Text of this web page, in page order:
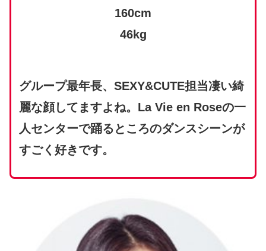
160cm
46kg
グループ最年長、SEXY&CUTE担当凄い綺
麗な顔してますよね。La Vie en Roseの一
人センターで踊るところのダンスシーンが
すごく好きです。